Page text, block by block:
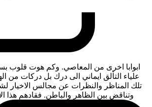
ابوابا اخرى من المعاصي. وكم هوت قلوب
علياء التألق ايماني الى درك بل دركات من
تلك المناظر والنظرات عن مجالس الاخيار
وتناقض بين الظاهر والباطن. فقادهم هذا